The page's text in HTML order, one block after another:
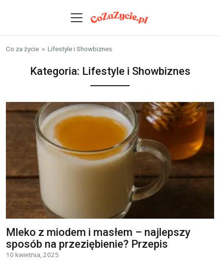
Co za życie » Lifestyle i Showbiznes
Kategoria: Lifestyle i Showbiznes
Mleko z miodem i masłem – najlepszy
sposób na przeziębienie? Przepis
10 kwietnia, 2025